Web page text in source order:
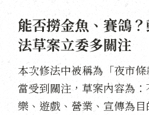
能否撈金魚、賽鴿
法草案立委多關注
本次修法中被稱為「夜市
當受到關注，草案內容為
樂、遊戲、營業、宣傳為